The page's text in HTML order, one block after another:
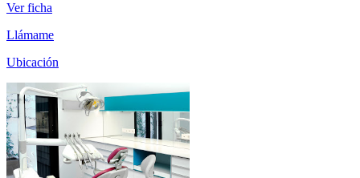
Ver ficha
Llámame
Ubicación